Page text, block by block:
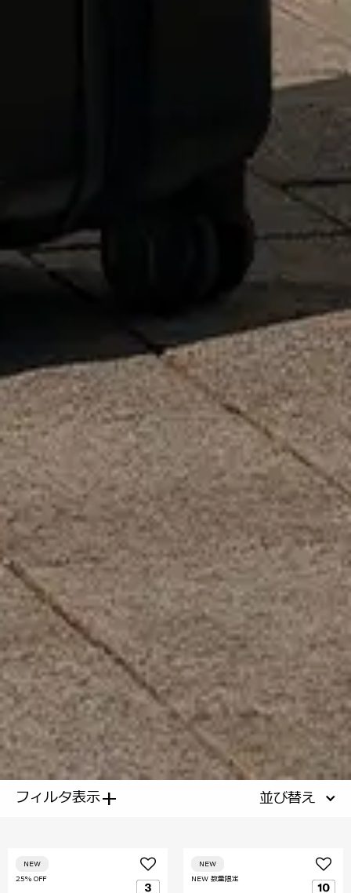
フィルタ表示+ 並び替え
25% OFF
NEW
NEW 数量限定
NEW